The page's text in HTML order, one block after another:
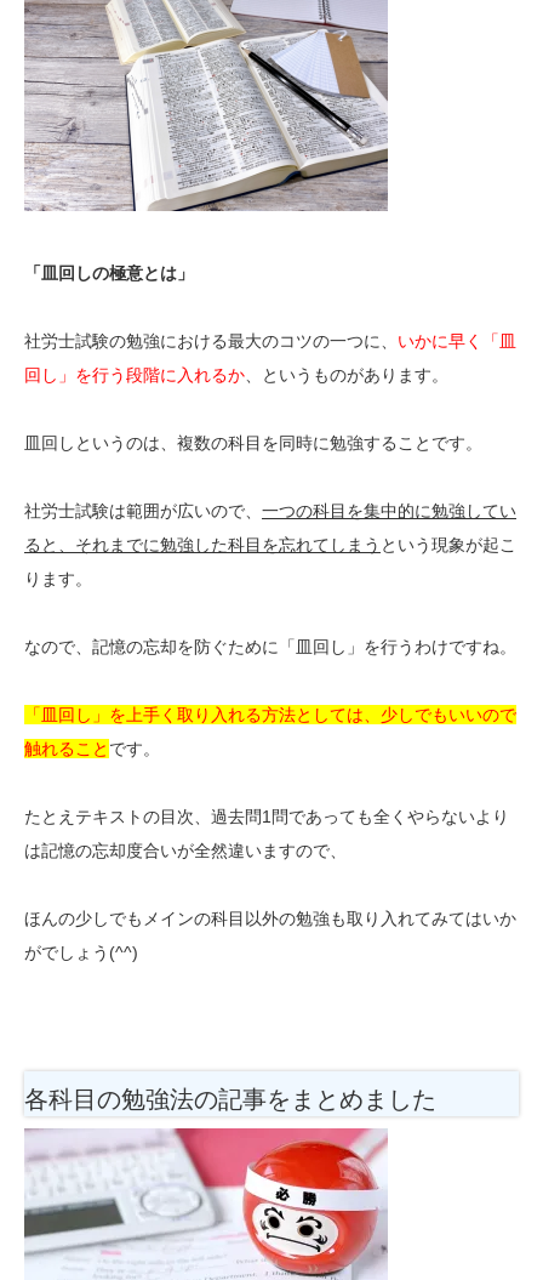
「皿回しの極意とは」
社労士試験の勉強における最大のコツの一つに、 いかに早く「皿
回し」を行う段階に入れるか 、というものがあります。
皿回しというのは、複数の科目を同時に勉強することです。
社労士試験は範囲が広いので、 一つの科目を集中的に勉強してい
ると、それまでに勉強した科目を忘れてしまう という現象が起こ
ります。
なので、記憶の忘却を防ぐために「皿回し」を行うわけですね。
「皿回し」を上手く取り入れる方法としては、少しでもいいので
触れること です。
たとえテキストの目次、過去問1問であっても全くやらないより
は記憶の忘却度合いが全然違いますので、
ほんの少しでもメインの科目以外の勉強も取り入れてみてはいか
がでしょう(^^)
各科目の勉強法の記事をまとめました